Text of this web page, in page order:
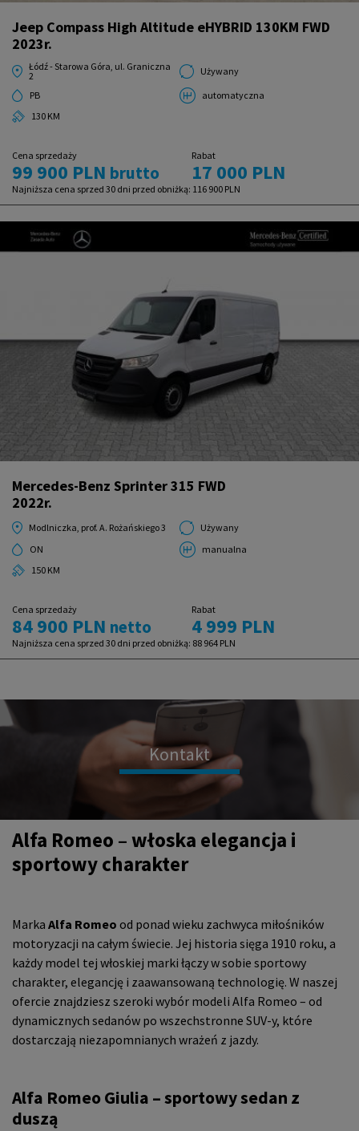
Jeep Compass High Altitude eHYBRID 130KM FWD
2023r.
Łódź - Starowa Góra, ul. Graniczna
2
Używany
PB
automatyczna
130 KM
Cena sprzedaży
99 900 PLN brutto
Rabat
17 000 PLN
Najniższa cena sprzed 30 dni przed obniżką: 116 900 PLN
Mercedes-Benz Sprinter 315 FWD
2022r.
Modlniczka, prof. A. Rożańskiego 3
Używany
ON
manualna
150 KM
Cena sprzedaży
84 900 PLN netto
Rabat
4 999 PLN
Najniższa cena sprzed 30 dni przed obniżką: 88 964 PLN
Kontakt
Alfa Romeo – włoska elegancja i
sportowy charakter
Marka Alfa Romeo od ponad wieku zachwyca miłośników
motoryzacji na całym świecie. Jej historia sięga 1910 roku, a
każdy model tej włoskiej marki łączy w sobie sportowy
charakter, elegancję i zaawansowaną technologię. W naszej
ofercie znajdziesz szeroki wybór modeli Alfa Romeo – od
dynamicznych sedanów po wszechstronne SUV-y, które
dostarczają niezapomnianych wrażeń z jazdy.
Alfa Romeo Giulia – sportowy sedan z
duszą